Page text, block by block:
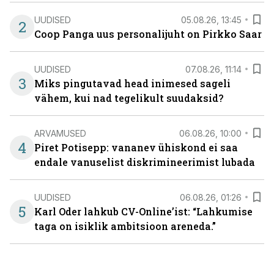
2 UUDISED 05.08.26, 13:45
Coop Panga uus personalijuht on Pirkko Saar
3
UUDISED 07.08.26, 11:14
Miks pingutavad head inimesed sageli
vähem, kui nad tegelikult suudaksid?
4
ARVAMUSED 06.08.26, 10:00
Piret Potisepp: vananev ühiskond ei saa
endale vanuselist diskrimineerimist lubada
5
UUDISED 06.08.26, 01:26
Karl Oder lahkub CV-Online’ist: “Lahkumise
taga on isiklik ambitsioon areneda.”